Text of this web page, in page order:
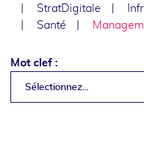
StratDigitale
Santé
Mot clef :
Sélectionnez...